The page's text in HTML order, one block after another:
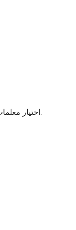
●شاشة عرض LCD/LED. اختيار معلمات اللحام (تيار اللحام، البداية الساخنة، وقوة القوس) باستخدام مفتاح التشفير. ضبط معلمات اللحام باستخدام مقبض التشفير.